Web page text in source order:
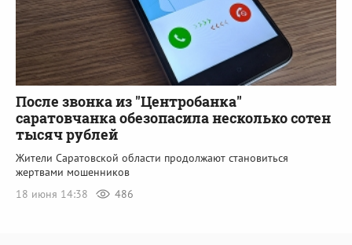
После звонка из "Центробанка"
саратовчанка обезопасила несколько сотен
тысяч рублей
Жители Саратовской области продолжают становиться
жертвами мошенников
18 июня 14:38
486